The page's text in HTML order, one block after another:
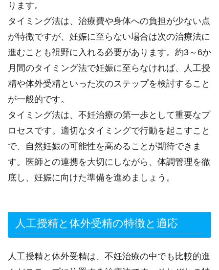
ります。
タイミング法は、治療費や身体への負担が少ない点
が特徴ですが、妊娠に至らない場合は次の治療法に
進むことも視野に入れる必要があります。約3～6か
月間のタイミング法で妊娠に至らなければ、人工授
精や体外受精といった次のステップを検討すること
が一般的です。
タイミング法は、不妊治療の第一歩として重要なプ
ロセスです。適切なタイミングで行動を起こすこと
で、自然妊娠の可能性を高めることが期待できま
す。医師との連携を大切にしながら、体調管理を徹
底し、妊娠に向けた準備を進めましょう。
人工授精と体外受精の特徴と適応
人工授精と体外受精は、不妊治療の中でも比較的進